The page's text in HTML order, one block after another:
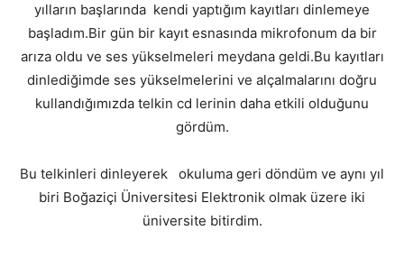
yılların başlarında kendi yaptığım kayıtları dinlemeye
başladım.Bir gün bir kayıt esnasında mikrofonum da bir
arıza oldu ve ses yükselmeleri meydana geldi.Bu kayıtları
dinlediğimde ses yükselmelerini ve alçalmalarını doğru
kullandığımızda telkin cd lerinin daha etkili olduğunu
gördüm.
Bu telkinleri dinleyerek okuluma geri döndüm ve aynı yıl
biri Boğaziçi Üniversitesi Elektronik olmak üzere iki
üniversite bitirdim.